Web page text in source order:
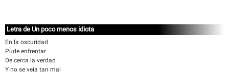
Letra de Un poco menos idiota
En la oscuridad
Pude enfrentar
De cerca la verdad
Y no se veía tan mal